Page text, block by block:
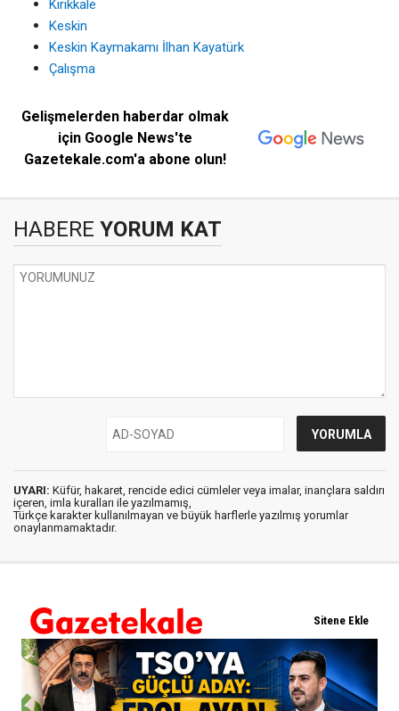
Kırıkkale
Keskin
Keskin Kaymakamı İlhan Kayatürk
Çalışma
Gelişmelerden haberdar olmak
için Google News'te
Gazetekale.com'a abone olun!
HABERE YORUM KAT
UYARI: Küfür, hakaret, rencide edici cümleler veya imalar, inançlara saldırı
içeren, imla kuralları ile yazılmamış,
Türkçe karakter kullanılmayan ve büyük harflerle yazılmış yorumlar
onaylanmamaktadır.